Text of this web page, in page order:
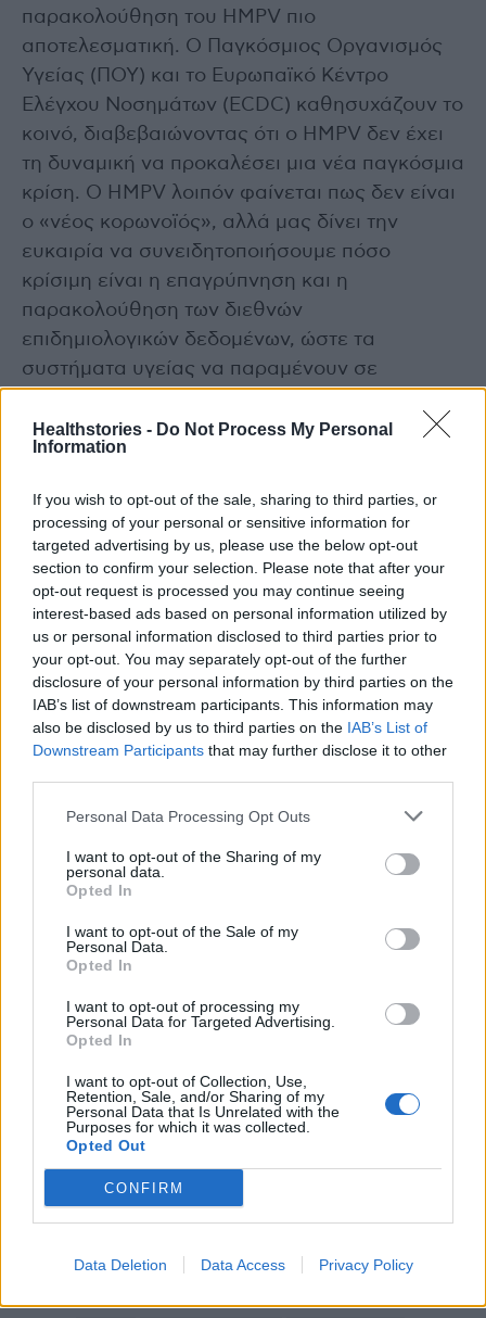
Healthstories - Do Not Process My Personal
Information
If you wish to opt-out of the sale, sharing to third parties, or
processing of your personal or sensitive information for
targeted advertising by us, please use the below opt-out
section to confirm your selection. Please note that after your
opt-out request is processed you may continue seeing
interest-based ads based on personal information utilized by
us or personal information disclosed to third parties prior to
your opt-out. You may separately opt-out of the further
disclosure of your personal information by third parties on the
IAB’s list of downstream participants. This information may
also be disclosed by us to third parties on the IAB’s List of
Downstream Participants that may further disclose it to other
Personal Data Processing Opt Outs
I want to opt-out of the Sharing of my
personal data.
Opted In
I want to opt-out of the Sale of my
Personal Data.
Opted In
I want to opt-out of processing my
Personal Data for Targeted Advertising.
Opted In
I want to opt-out of Collection, Use,
Retention, Sale, and/or Sharing of my
Personal Data that Is Unrelated with the
Purposes for which it was collected.
Opted Out
CONFIRM
Data Deletion Data Access Privacy Policy
παρακολούθηση του HMPV πιο
αποτελεσματική. Ο Παγκόσμιος Οργανισμός
Υγείας (ΠΟΥ) και το Ευρωπαϊκό Κέντρο
Ελέγχου Νοσημάτων (ECDC) καθησυχάζουν το
κοινό, διαβεβαιώνοντας ότι ο HMPV δεν έχει
τη δυναμική να προκαλέσει μια νέα παγκόσμια
κρίση. Ο HMPV λοιπόν φαίνεται πως δεν είναι
ο «νέος κορωνοϊός», αλλά μας δίνει την
ευκαιρία να συνειδητοποιήσουμε πόσο
κρίσιμη είναι η επαγρύπνηση και η
παρακολούθηση των διεθνών
επιδημιολογικών δεδομένων, ώστε τα
συστήματα υγείας να παραμένουν σε
κ. Ζαΐμης.
Ο κ. Τηλέμαχος Ζαΐμης
photo shutterstock
Νέο αεροσκάφος για τη διακομιδή βαριά
ασθενών, δωρίζει το Ίδρυμα Σταύρος Νιάρχος
Υπ. Υγείας: Το νέο σχέδιο για τις Κινητές
Ομάδες Υγείας (ΚΟΜΥ)